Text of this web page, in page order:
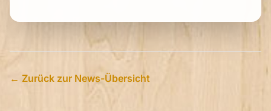
← Zurück zur News-Übersicht